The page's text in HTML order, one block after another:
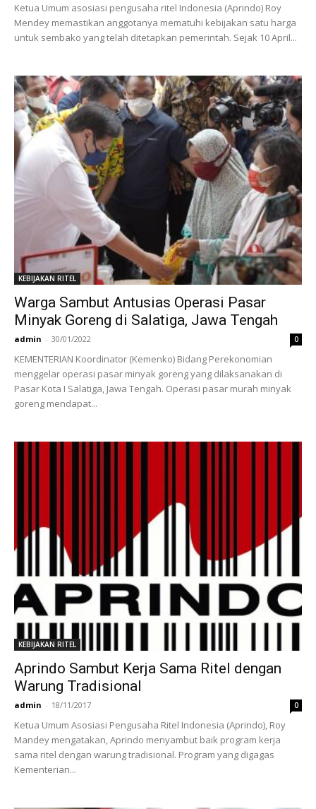
Ketua Umum asosiasi pengusaha ritel Indonesia (Aprindo) Roy
Mendey memastikan anggotanya mematuhi kebijakan satu harga
untuk sembako yang telah ditetapkan pemerintah. Sejak 10 April...
KEBIJAKAN RITEL
Warga Sambut Antusias Operasi Pasar
Minyak Goreng di Salatiga, Jawa Tengah
admin - 30/01/2022 0
KEMENTERIAN Koordinator (Kemenko) Bidang Perekonomian
menggelar operasi pasar minyak goreng yang dilaksanakan di
Pasar Kota I Salatiga, Jawa Tengah. Operasi pasar murah minyak
goreng mendapat...
KEBIJAKAN RITEL
Aprindo Sambut Kerja Sama Ritel dengan
Warung Tradisional
admin - 18/11/2017 0
Ketua Umum Asosiasi Pengusaha Ritel Indonesia (Aprindo), Roy
Mandey mengatakan, Aprindo menyambut baik program kerja
sama ritel dengan warung tradisional. Program yang digagas
Kementerian...